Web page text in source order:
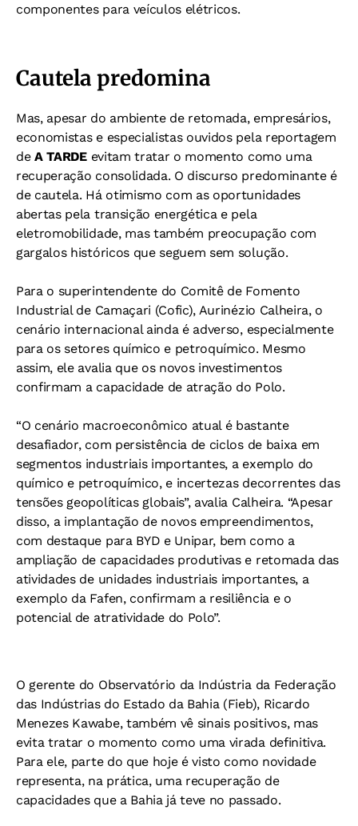
componentes para veículos elétricos.
Cautela predomina
Mas, apesar do ambiente de retomada, empresários,
economistas e especialistas ouvidos pela reportagem
deA TARDEevitam tratar o momento como uma
recuperação consolidada. O discurso predominante é
de cautela. Há otimismo com as oportunidades
abertas pela transição energética e pela
eletromobilidade, mas também preocupação com
gargalos históricos que seguem sem solução.
Para o superintendente do Comitê de Fomento
Industrial de Camaçari (Cofic), Aurinézio Calheira, o
cenário internacional ainda é adverso, especialmente
para os setores químico e petroquímico. Mesmo
assim, ele avalia que os novos investimentos
confirmam a capacidade de atração do Polo.
“O cenário macroeconômico atual é bastante
desafiador, com persistência de ciclos de baixa em
segmentos industriais importantes, a exemplo do
químico e petroquímico, e incertezas decorrentes das
tensões geopolíticas globais”, avalia Calheira. “Apesar
disso, a implantação de novos empreendimentos,
com destaque para BYD e Unipar, bem como a
ampliação de capacidades produtivas e retomada das
atividades de unidades industriais importantes, a
exemplo da Fafen, confirmam a resiliência e o
potencial de atratividade do Polo”.
O gerente do Observatório da Indústria da Federação
das Indústrias do Estado da Bahia (Fieb), Ricardo
Menezes Kawabe, também vê sinais positivos, mas
evita tratar o momento como uma virada definitiva.
Para ele, parte do que hoje é visto como novidade
representa, na prática, uma recuperação de
capacidades que a Bahia já teve no passado.